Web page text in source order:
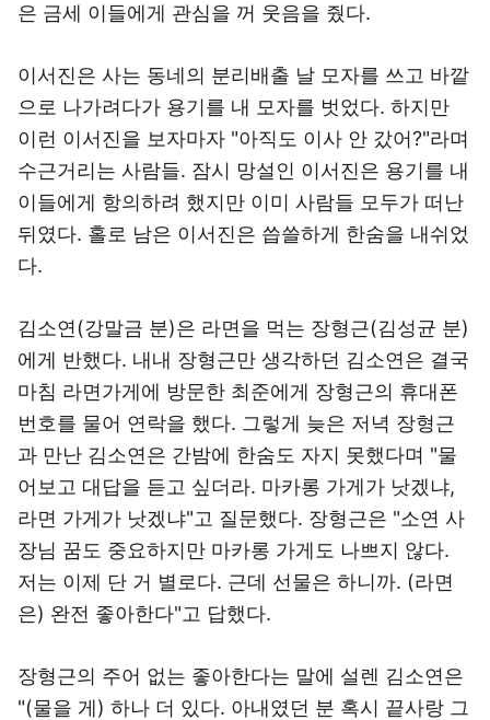
은 금세 이들에게 관심을 꺼 웃음을 줬다.
이서진은 사는 동네의 분리배출 날 모자를 쓰고 바깥
으로 나가려다가 용기를 내 모자를 벗었다. 하지만
이런 이서진을 보자마자 "아직도 이사 안 갔어?"라며
수근거리는 사람들. 잠시 망설인 이서진은 용기를 내
이들에게 항의하려 했지만 이미 사람들 모두가 떠난
뒤였다. 홀로 남은 이서진은 씁쓸하게 한숨을 내쉬었
다.
김소연(강말금 분)은 라면을 먹는 장형근(김성균 분)
에게 반했다. 내내 장형근만 생각하던 김소연은 결국
마침 라면가게에 방문한 최준에게 장형근의 휴대폰
번호를 물어 연락을 했다. 그렇게 늦은 저녁 장형근
과 만난 김소연은 간밤에 한숨도 자지 못했다며 "물
어보고 대답을 듣고 싶더라. 마카롱 가게가 낫겠냐,
라면 가게가 낫겠냐"고 질문했다. 장형근은 "소연 사
장님 꿈도 중요하지만 마카롱 가게도 나쁘지 않다.
저는 이제 단 거 별로다. 근데 선물은 하니까. (라면
은) 완전 좋아한다"고 답했다.
장형근의 주어 없는 좋아한다는 말에 설렌 김소연은
"(물을 게) 하나 더 있다. 아내였던 분 혹시 끝사랑 그